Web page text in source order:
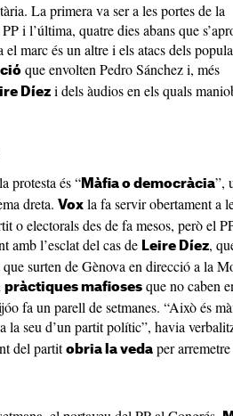
La primera va ser a les portes de la
i l’última, quatre dies abans que
marc és un altre i els atacs dels
que envolten Pedro Sánchez i, més
Díez i dels àudios en els quals
protesta és “ Màfia o democràcia”,
dreta. Vox la fa servir obertament a
o electorals des de fa mesos, però el
amb l’esclat del cas de Leire Díez,
surten de Gènova en direcció a la
pràctiques mafioses que no caben
fa un parell de setmanes. “Això és
la seu d’un partit polític”, havia
del partit obria la veda per